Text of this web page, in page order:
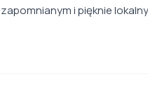
i pięknie